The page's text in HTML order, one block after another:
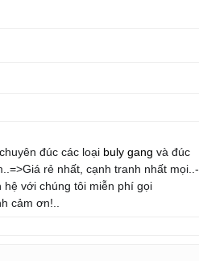
đúc các loại buly gang và đúc
rẻ nhất, cạnh tranh nhất mọi..-
hệ với chúng tôi miễn phí gọi
cảm ơn!..